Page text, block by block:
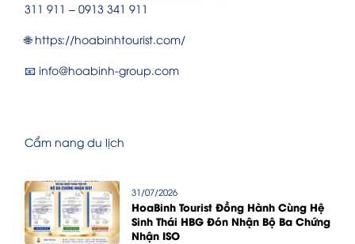
311 911 – 0913 341 911
🌐 https://hoabinhtourist.com/
📧 info@hoabinh-group.com
Cẩm nang du lịch
31/07/2026
HoaBinh Tourist Đồng Hành Cùng Hệ
Sinh Thái HBG Đón Nhận Bộ Ba Chứng
Nhận ISO